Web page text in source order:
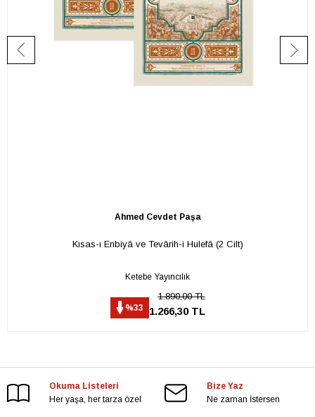
Ahmed Cevdet Paşa
Kısas-ı Enbiyâ ve Tevârih-i Hulefâ (2 Cilt)
Ketebe Yayıncılık
%33
1.890,00 TL
1.266,30 TL
Okuma Listeleri
Her yaşa, her tarza özel
Bize Yaz
Ne zaman İstersen